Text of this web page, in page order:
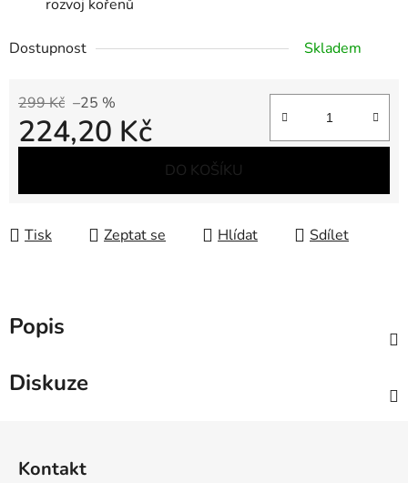
rozvoj kořenů
Dostupnost Skladem
299 Kč –25 %
224,20 Kč
DO KOŠÍKU
Tisk Zeptat se Hlídat Sdílet
Popis
Diskuze
Kontakt